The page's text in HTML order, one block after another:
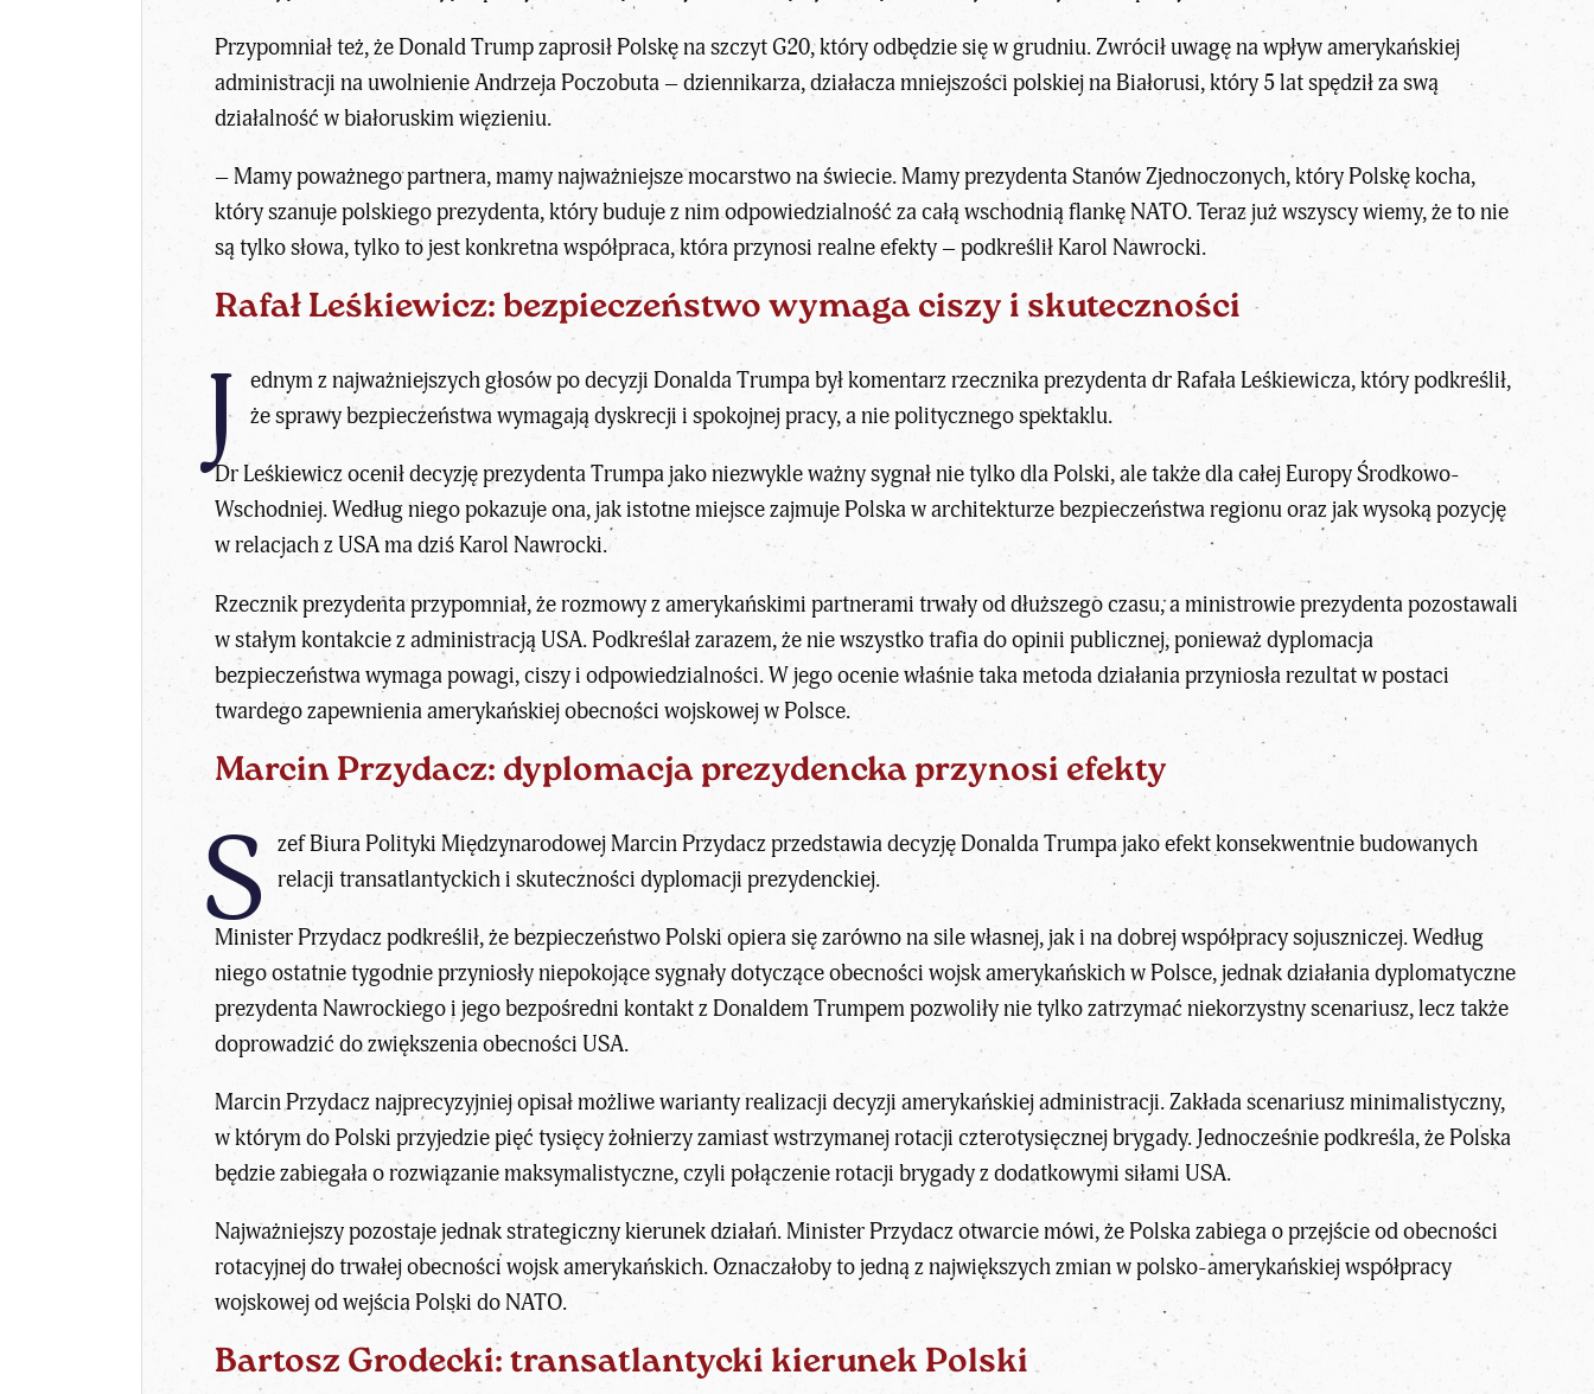
Przypomniał też, że Donald Trump zaprosił Polskę na szczyt G20, który odbędzie się w grudniu. Zwrócił uwagę na wpływ amerykańskiej
administracji na uwolnienie Andrzeja Poczobuta – dziennikarza, działacza mniejszości polskiej na Białorusi, który 5 lat spędził za swą
działalność w białoruskim więzieniu.
– Mamy poważnego partnera, mamy najważniejsze mocarstwo na świecie. Mamy prezydenta Stanów Zjednoczonych, który Polskę kocha,
który szanuje polskiego prezydenta, który buduje z nim odpowiedzialność za całą wschodnią flankę NATO. Teraz już wszyscy wiemy, że to nie
są tylko słowa, tylko to jest konkretna współpraca, która przynosi realne efekty – podkreślił Karol Nawrocki.
Rafał Leśkiewicz: bezpieczeństwo wymaga ciszy i skuteczności
J ednym z najważniejszych głosów podecyzji Donalda Trumpabył komentarzrzecznika prezydenta dr Rafała Leśkiewicza, który podkreślił,
że sprawy bezpieczeństwa wymagają dyskrecji i spokojnej pracy, a nie politycznego spektaklu.
Dr Leśkiewicz ocenił decyzję prezydenta Trumpa jako niezwykle ważny sygnał nie tylko dla Polski, ale także dla całej Europy Środkowo-
Wschodniej. Według niego pokazuje ona, jak istotne miejsce zajmuje Polska w architekturze bezpieczeństwa regionu oraz jakwysoką pozycję
w relacjach z USA ma dziś Karol Nawrocki.
Rzecznik prezydenta przypomniał, że rozmowy z amerykańskimi partnerami trwały od dłuższego czasu, a ministrowie prezydenta pozostawali
w stałym kontakcie z administracją USA. Podkreślał zarazem, że nie wszystko trafia do opinii publicznej, ponieważ dyplomacja
bezpieczeństwa wymaga powagi, ciszy i odpowiedzialności. W jego ocenie właśnie taka metoda działania przyniosła rezultat w postaci
twardego zapewnienia amerykańskiej obecności wojskowej w Polsce.
Marcin Przydacz: dyplomacja prezydencka przynosi efekty
S zef Biura Polityki MiędzynarodowejMarcin Przydaczprzedstawia decyzję Donalda Trumpa jako efekt konsekwentnie budowanych
relacji transatlantyckich i skuteczności dyplomacji prezydenckiej.
Minister Przydacz podkreślił, że bezpieczeństwo Polski opiera się zarówno na sile własnej, jak i na dobrej współpracy sojuszniczej. Według
niego ostatnie tygodnie przyniosły niepokojące sygnały dotyczące obecności wojsk amerykańskich w Polsce, jednak działania dyplomatyczne
prezydenta Nawrockiego i jego bezpośredni kontakt z Donaldem Trumpem pozwoliły nie tylko zatrzymać niekorzystny scenariusz, lecz także
doprowadzić do zwiększenia obecności USA.
Marcin Przydacz najprecyzyjniej opisał możliwe warianty realizacji decyzji amerykańskiej administracji. Zakłada scenariusz minimalistyczny,
w którym do Polski przyjedziepięć tysięcy żołnierzyzamiast wstrzymanej rotacji czterotysięcznej brygady. Jednocześnie podkreśla, że Polska
będzie zabiegała o rozwiązanie maksymalistyczne, czyli połączenie rotacji brygady z dodatkowymi siłami USA.
Najważniejszy pozostaje jednak strategiczny kierunek działań. Minister Przydacz otwarcie mówi, że Polska zabiega o przejście od obecności
rotacyjnej do trwałej obecności wojsk amerykańskich. Oznaczałoby to jedną z największych zmian w polsko-amerykańskiej współpracy
wojskowej od wejścia Polski do NATO.
Bartosz Grodecki: transatlantycki kierunek Polski